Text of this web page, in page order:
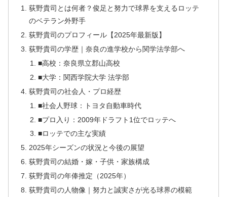
荻野貴司とは何者？俊足と努力で球界を支えるロッテ
のベテラン外野手
荻野貴司のプロフィール【2025年最新版】
荻野貴司の学歴｜奈良の進学校から関学法学部へ
■高校：奈良県立郡山高校
■大学：関西学院大学 法学部
荻野貴司の社会人・プロ経歴
■社会人野球：トヨタ自動車時代
■プロ入り：2009年ドラフト1位でロッテへ
■ロッテでの主な実績
2025年シーズンの状況と今後の展望
荻野貴司の結婚・嫁・子供・家族構成
荻野貴司の年俸推定（2025年）
荻野貴司の人物像｜努力と誠実さが光る球界の模範